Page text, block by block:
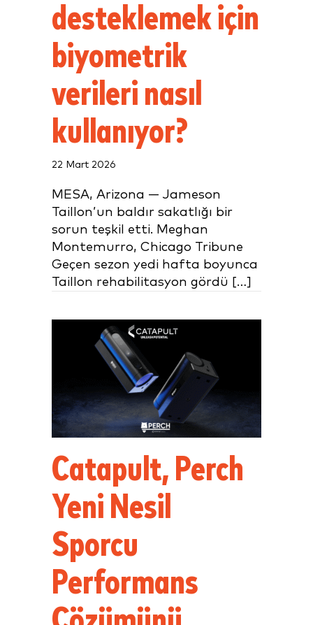
desteklemek için
biyometrik
verileri nasıl
kullanıyor?
22 Mart 2026
MESA, Arizona — Jameson
Taillon’un baldır sakatlığı bir
sorun teşkil etti. Meghan
Montemurro, Chicago Tribune
Geçen sezon yedi hafta boyunca
Taillon rehabilitasyon gördü […]
Catapult, Perch
Yeni Nesil
Sporcu
Performans